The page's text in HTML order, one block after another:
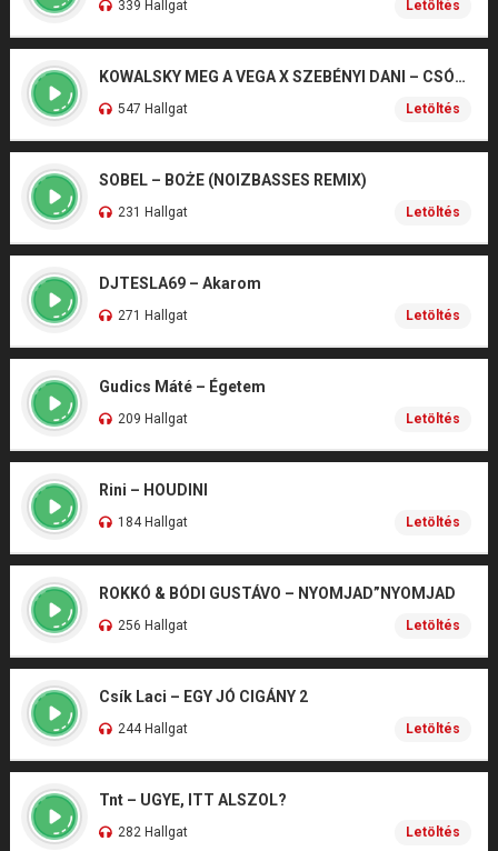
339 Hallgat Letöltés
KOWALSKY MEG A VEGA X SZEBÉNYI DANI – CSÓNAK
547 Hallgat Letöltés
SOBEL – BOŻE (NOIZBASSES REMIX)
231 Hallgat Letöltés
DJTESLA69 – Akarom
271 Hallgat Letöltés
Gudics Máté – Égetem
209 Hallgat Letöltés
Rini – HOUDINI
184 Hallgat Letöltés
ROKKÓ & BÓDI GUSTÁVO – NYOMJAD”NYOMJAD
256 Hallgat Letöltés
Csík Laci – EGY JÓ CIGÁNY 2
244 Hallgat Letöltés
Tnt – UGYE, ITT ALSZOL?
282 Hallgat Letöltés